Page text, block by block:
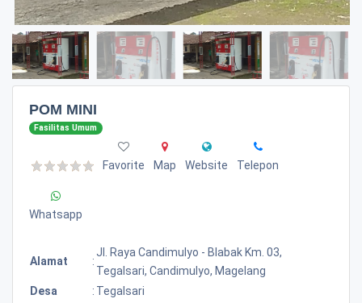
POM MINI
Fasilitas Umum
Favorite Map Website Telepon
Whatsapp
Alamat :
Jl. Raya Candimulyo - Blabak Km. 03,
Tegalsari, Candimulyo, Magelang
Desa
: Tegalsari